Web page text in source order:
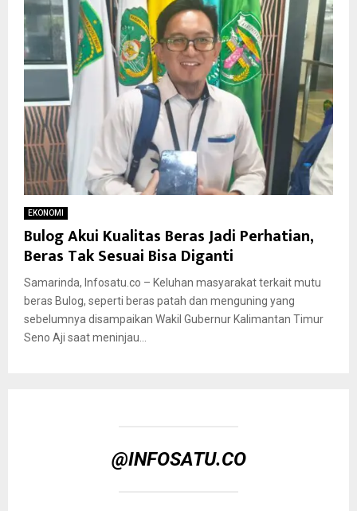
EKONOMI
Bulog Akui Kualitas Beras Jadi Perhatian,
Beras Tak Sesuai Bisa Diganti
Samarinda, Infosatu.co – Keluhan masyarakat terkait mutu
beras Bulog, seperti beras patah dan menguning yang
sebelumnya disampaikan Wakil Gubernur Kalimantan Timur
Seno Aji saat meninjau...
@INFOSATU.CO